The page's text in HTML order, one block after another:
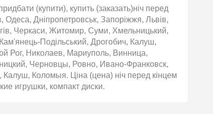
(купити), купить (заказать)ніч перед
Одеса, Дніпропетровськ, Запоріжжя, Львів,
Черкаси, Житомир, Суми, Хмельницький,
Подільський, Дрогобич, Калуш,
Рог, Николаев, Мариуполь, Винница,
Черновцы, Ровно, Ивано-Франковск,
Коломыя. Ціна (цена) ніч перед кінцем
игрушки, компакт диски.